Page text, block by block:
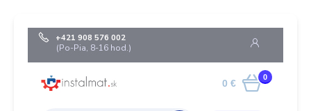
+421 908 576 002
(Po-Pia, 8-16 hod.)
0
0 €